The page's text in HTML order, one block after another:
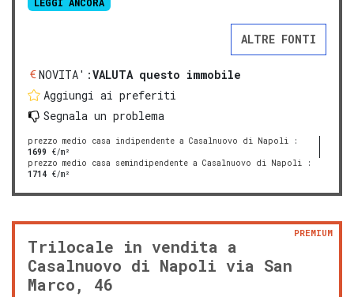
LEGGI ANCORA
ALTRE FONTI
NOVITA':VALUTA questo immobile
Aggiungi ai preferiti
Segnala un problema
prezzo medio casa indipendente a Casalnuovo di Napoli :
1699 €/m²
prezzo medio casa semindipendente a Casalnuovo di Napoli :
1714 €/m²
Trilocale in vendita a
Casalnuovo di Napoli via San
Marco, 46
PREMIUM